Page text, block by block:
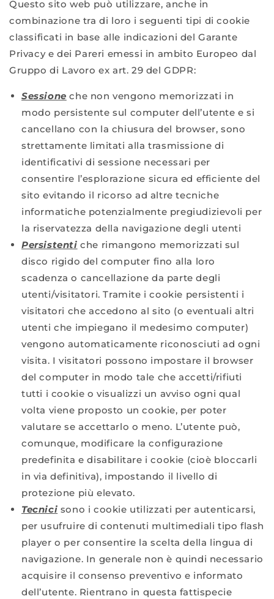
Questo sito web può utilizzare, anche in
combinazione tra di loro i seguenti tipi di cookie
classificati in base alle indicazioni del Garante
Privacy e dei Pareri emessi in ambito Europeo dal
Gruppo di Lavoro ex art. 29 del GDPR:
Sessione che non vengono memorizzati in
modo persistente sul computer dell’utente e si
cancellano con la chiusura del browser, sono
strettamente limitati alla trasmissione di
identificativi di sessione necessari per
consentire l’esplorazione sicura ed efficiente del
sito evitando il ricorso ad altre tecniche
informatiche potenzialmente pregiudizievoli per
la riservatezza della navigazione degli utenti
Persistenti che rimangono memorizzati sul
disco rigido del computer fino alla loro
scadenza o cancellazione da parte degli
utenti/visitatori. Tramite i cookie persistenti i
visitatori che accedono al sito (o eventuali altri
utenti che impiegano il medesimo computer)
vengono automaticamente riconosciuti ad ogni
visita. I visitatori possono impostare il browser
del computer in modo tale che accetti/rifiuti
tutti i cookie o visualizzi un avviso ogni qual
volta viene proposto un cookie, per poter
valutare se accettarlo o meno. L’utente può,
comunque, modificare la configurazione
predefinita e disabilitare i cookie (cioè bloccarli
in via definitiva), impostando il livello di
protezione più elevato.
Tecnici sono i cookie utilizzati per autenticarsi,
per usufruire di contenuti multimediali tipo flash
player o per consentire la scelta della lingua di
navigazione. In generale non è quindi necessario
acquisire il consenso preventivo e informato
dell’utente. Rientrano in questa fattispecie